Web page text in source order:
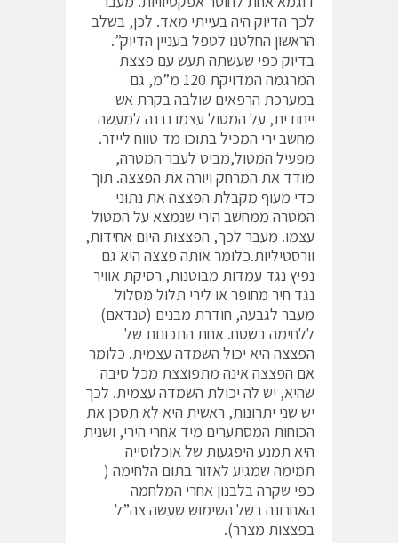
לכך הדיוק היה בעייתי מאד. לכן, בשלב
הראשון החלטנו לטפל בעניין הדיוק”.
בדיוק כפי שעשתה תעש עם פצצת
המרגמה המדויקת 120 מ”מ, גם
במערכת הרפאים שולבה בקרת אש
ייחודית, על המטול עצמו נבנה למעשה
מחשב ירי המכיל בתוכו מד טווח לייזר.
מפעיל המטול,מביט לעבר המטרה,
מודד את המרחק ויורה את הפצצה. תוך
כדי מעוף מקבלת הפצצה את נתוני
המטרה ממחשב הירי שנמצא על המטול
עצמו. מעבר לכך, הפצצות היום אחידות,
וורסטיליות.כלומר אותה פצצה היא גם
נפיץ נגד עמדות מבוטנות, רסיקת אוויר
נגד חיר מחופר או לירי תלול מסלול
מעבר לגבעה, חודרת מבנים (טנדאם)
ללחימה בשטח. אחת התכונות של
הפצצה היא יכול השמדה עצמית. כלומר
אם הפצצה אינה מתפוצצת מכל סיבה
שהיא, יש לה יכולת השמדה עצמית. לכך
יש שני יתרונות, ראשית היא לא תסכן את
הכוחות המסתערים מיד אחרי הירי, ושנית
היא תמנע היפגעות של אוכלוסייה
תמימה שמגיע לאזור בתום הלחימה (
כפי שקרה בלבנון אחרי המלחמה
האחרונה בשל השימוש שעשה צה”ל
בפצצות מצרר).